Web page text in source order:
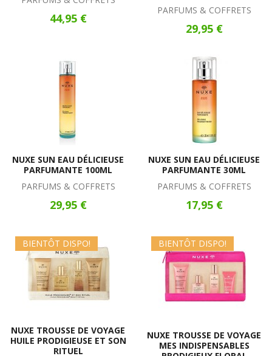
44,95 €
PARFUMS & COFFRETS
29,95 €
NUXE SUN EAU DÉLICIEUSE
PARFUMANTE 100ML
PARFUMS & COFFRETS
29,95 €
NUXE SUN EAU DÉLICIEUSE
PARFUMANTE 30ML
PARFUMS & COFFRETS
17,95 €
BIENTÔT DISPO!
NUXE TROUSSE DE VOYAGE
HUILE PRODIGIEUSE ET SON
RITUEL
BIENTÔT DISPO!
NUXE TROUSSE DE VOYAGE
MES INDISPENSABLES